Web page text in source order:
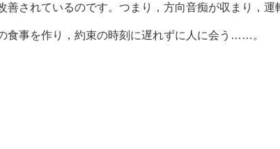
されているのです。つまり，方向音痴が収まり，運
食事を作り，約束の時刻に遅れずに人に会う……。